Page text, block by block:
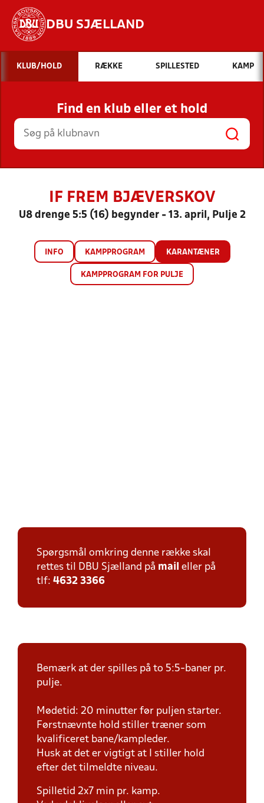
DBU SJÆLLAND
Hvad vil du søge efter?
INDHOLD OG NYHEDER
STILLINGER, RESULTATER, KLUBBER OG
HOLD
KLUB/HOLD RÆKKE SPILLESTED KAMP
Find en klub eller et hold
IF FREM BJÆVERSKOV
U8 drenge 5:5 (16) begynder - 13. april, Pulje 2
INFO KAMPPROGRAM KARANTÆNER
KAMPPROGRAM FOR PULJE
Spørgsmål omkring denne række skal
rettes til DBU Sjælland på mail eller på
tlf: 4632 3366
Bemærk at der spilles på to 5:5-baner pr.
pulje.
Mødetid: 20 minutter før puljen starter.
Førstnævnte hold stiller træner som
kvalificeret bane/kampleder.
Husk at det er vigtigt at I stiller hold
efter det tilmeldte niveau.
Spilletid 2x7 min pr. kamp.